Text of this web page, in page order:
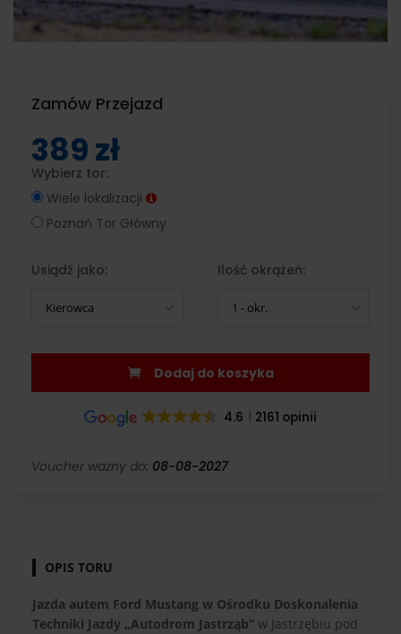
Zamów Przejazd
389 zł
Wybierz tor:
Wiele lokalizacji
Poznań Tor Główny
Usiądź jako:
Kierowca
Ilość okrążeń:
1 - okr.
Dodaj do koszyka
4.6 2161 opinii
Voucher ważny do: 08-08-2027
OPIS TORU
Jazda autem Ford Mustang w Ośrodku Doskonalenia
Techniki Jazdy „Autodrom Jastrząb” w Jastrzębiu pod